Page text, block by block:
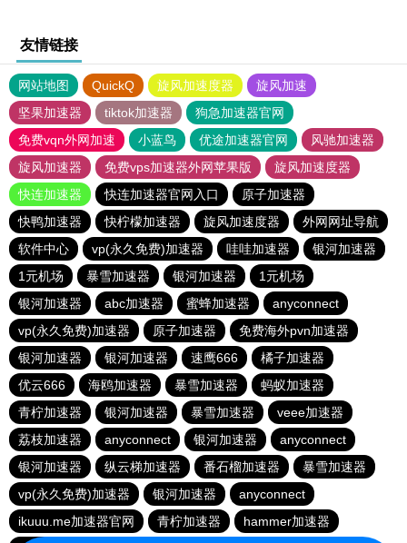
友情链接
网站地图 QuickQ 旋风加速度器
旋风加速
坚果加速器
tiktok加速器
狗急加速器官网
免费vqn外网加速
小蓝鸟 优途加速器官网
风驰加速器
旋风加速器
免费vps加速器外网苹果版
旋风加速度器
快连加速器
快连加速器官网入口
原子加速器
快鸭加速器
快柠檬加速器 旋风加速度器
外网网址导航
软件中心
vp(永久免费)加速器 哇哇加速器
银河加速器
1元机场
暴雪加速器 银河加速器
1元机场
银河加速器
abc加速器 蜜蜂加速器
anyconnect
vp(永久免费)加速器
原子加速器
免费海外pvn加速器
银河加速器
银河加速器 速鹰666
橘子加速器
优云666
海鸥加速器 暴雪加速器
蚂蚁加速器
青柠加速器
银河加速器 暴雪加速器
veee加速器
荔枝加速器
anyconnect 银河加速器
anyconnect
银河加速器
纵云梯加速器 番石榴加速器
暴雪加速器
vp(永久免费)加速器
银河加速器
anyconnect
ikuuu.me加速器官网
青柠加速器
hammer加速器